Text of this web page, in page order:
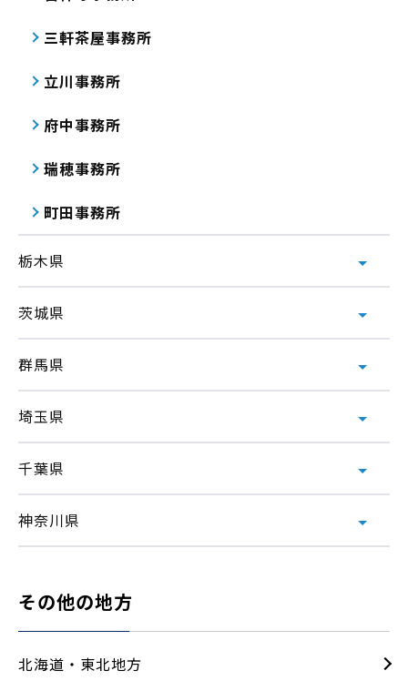
三軒茶屋事務所
立川事務所
府中事務所
瑞穂事務所
町田事務所
栃木県
茨城県
群馬県
埼玉県
千葉県
神奈川県
その他の地方
北海道・東北地方